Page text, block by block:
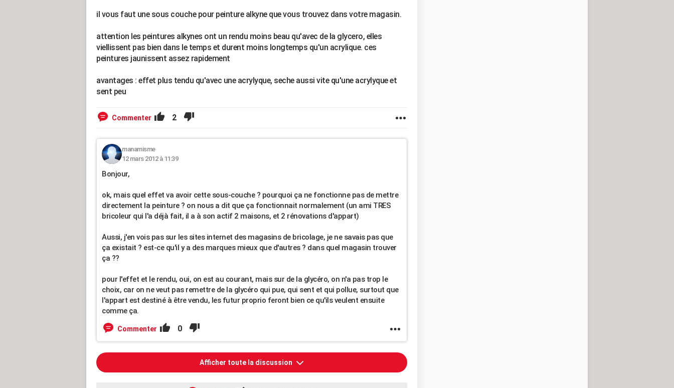
il vous faut une sous couche pour peinture alkyne que vous trouvez dans votre magasin.
attention les peintures alkynes ont un rendu moins beau qu'avec de la glycero, elles
viellissent pas bien dans le temps et durent moins longtemps qu'un acrylique. ces
peintures jaunissent assez rapidement
avantages : effet plus tendu qu'avec une acrylyque, seche aussi vite qu'une acrylyque et
sent peu
Commenter 2
manamisme
12 mars 2012 à 11:39
Bonjour,
ok, mais quel effet va avoir cette sous-couche ? pourquoi ça ne fonctionne pas de mettre
directement la peinture ? on nous a dit que ça fonctionnait normalement (un ami TRES
bricoleur qui l'a déjà fait, il a à son actif 2 maisons, et 2 rénovations d'appart)
Aussi, j'en vois pas sur les sites internet des magasins de bricolage, je ne savais pas que
ça existait ? est-ce qu'il y a des marques mieux que d'autres ? dans quel magasin trouver
ça ??
pour l'effet et le rendu, oui, on est au courant, mais sur de la glycéro, on n'a pas trop le
choix, car on ne veut pas remettre de la glycéro qui pue, qui sent et qui pollue, surtout que
l'appart est destiné à être vendu, les futur proprio feront bien ce qu'ils veulent ensuite
comme ça.
Commenter 0
Afficher toute la discussion